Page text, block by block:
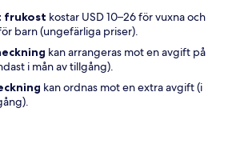
frukost kostar USD 10–26 för vuxna och
barn (ungefärliga priser).
kan arrangeras mot en avgift på
i mån av tillgång).
kan ordnas mot en extra avgift (i